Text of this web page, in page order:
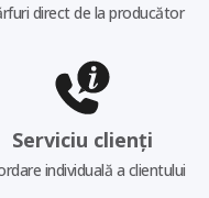
direct de la producător
Serviciu clienți
individuală a clientului